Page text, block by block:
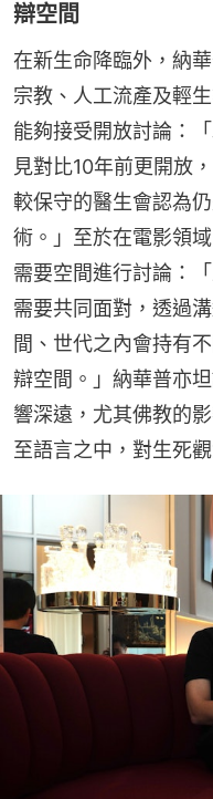
辯空間
在新生命降臨外，納
宗教、人工流產及輕
能夠接受開放討論：
見對比10年前更開放
較保守的醫生會認為
術。」至於在電影領
需要空間進行討論：
需要共同面對，透過
間、世代之內會持有
辯空間。」納華普亦
響深遠，尤其佛教的
至語言之中，對生死